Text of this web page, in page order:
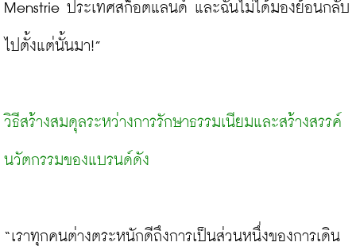
Menstrie ประเทศสก็อตแลนด์ และฉันไม่ได้มองย้อนกลับ
ไปตั้งแต่นั้นมา!”
วิธีสร้างสมดุลระหว่างการรักษาธรรมเนียมและสร้างสรรค์
นวัตกรรมของแบรนด์ดัง
“เราทุกคนต่างตระหนักดีถึงการเป็นส่วนหนึ่งของการเดิน